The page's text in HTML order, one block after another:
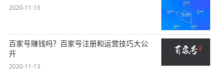
2020-11-13
百家号赚钱吗？百家号注册和运营技巧大公
开
2020-11-13